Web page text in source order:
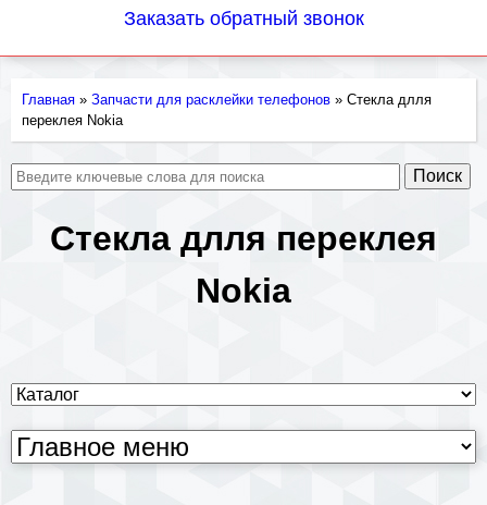
Заказать обратный звонок
Вы
здесь
Главная » Запчасти для расклейки телефонов » Стекла длля
переклея Nokia
Стекла длля переклея
Nokia